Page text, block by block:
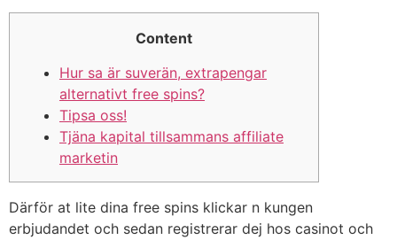
Content
Hur sa är suverän, extrapengar
alternativt free spins?
Tipsa oss!
Tjäna kapital tillsammans affiliate
marketin
Därför at lite dina free spins klickar n kungen
erbjudandet och sedan registrerar dej hos casinot och